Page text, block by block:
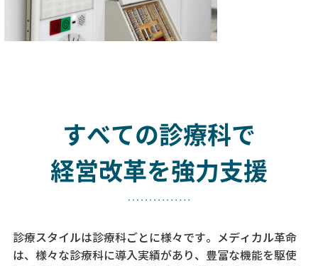
すべての診療科で
経営改革を強力支援
診療スタイルは診療科ごとに様々です。メディカル革命
は、様々な診療科に導入実績があり、 豊富な機能を駆使